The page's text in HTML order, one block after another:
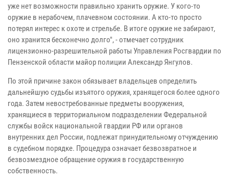
уже нет возможности правильно хранить оружие. У кого-то
оружие в нерабочем, плачевном состоянии. А кто-то просто
потерял интерес к охоте и стрельбе. В итоге оружие не забирают,
оно хранится бесконечно долго", - отмечает сотрудник
лицензионно-разрешительной работы Управления Росгвардии по
Пензенской области майор полиции Александр Янгулов.
По этой причине закон обязывает владельцев определить
дальнейшую судьбы изъятого оружия, хранящегося более одного
года. Затем невостребованные предметы вооружения,
хранящиеся в территориальном подразделении Федеральной
службы войск национальной гвардии РФ или органов
внутренних дел России, подлежат принудительному отчуждению
в судебном порядке. Процедура означает безвозвратное и
безвозмездное обращение оружия в государственную
собственность.